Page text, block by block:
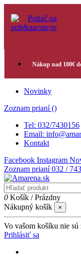
Nákup nad 100€
Novinky
Zoznam prianí ()
Tel: 032/7430156
Email:
Kontakt
Facebook Instagram
Zoznam prianí 032 /
0 Košík /Prázdny
Nákupný košík
×
Vo vašom košíku nie
Prihlásiť sa